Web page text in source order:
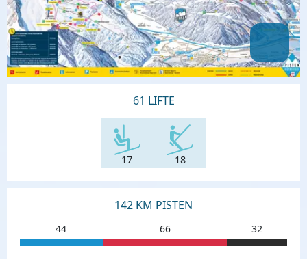
61 LIFTE
17 18
142 KM PISTEN
44 66 32